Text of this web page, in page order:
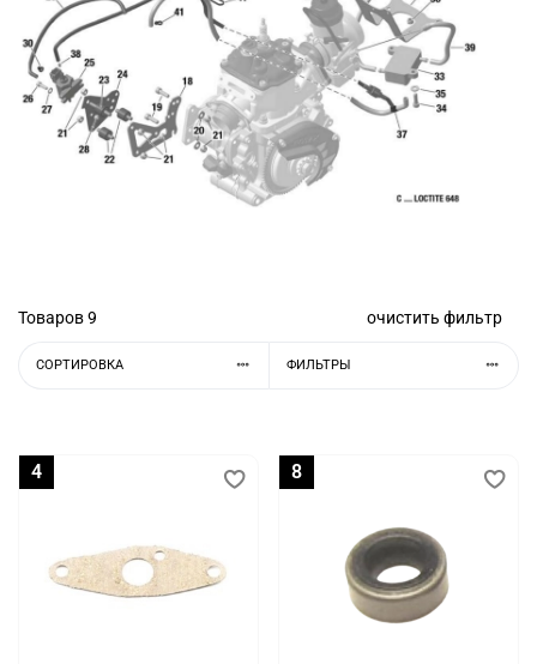
Товаров9 очистить фильтр
СОРТИРОВКА ФИЛЬТРЫ
4 8